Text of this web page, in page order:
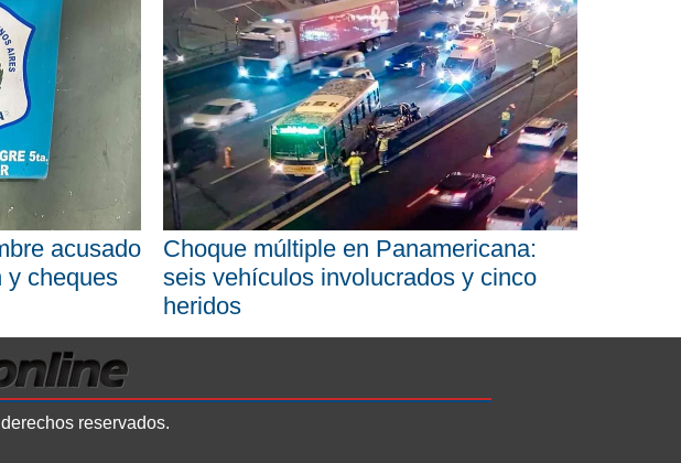
acusado
y cheques
Choque múltiple en Panamericana:
seis vehículos involucrados y cinco
heridos
reservados.